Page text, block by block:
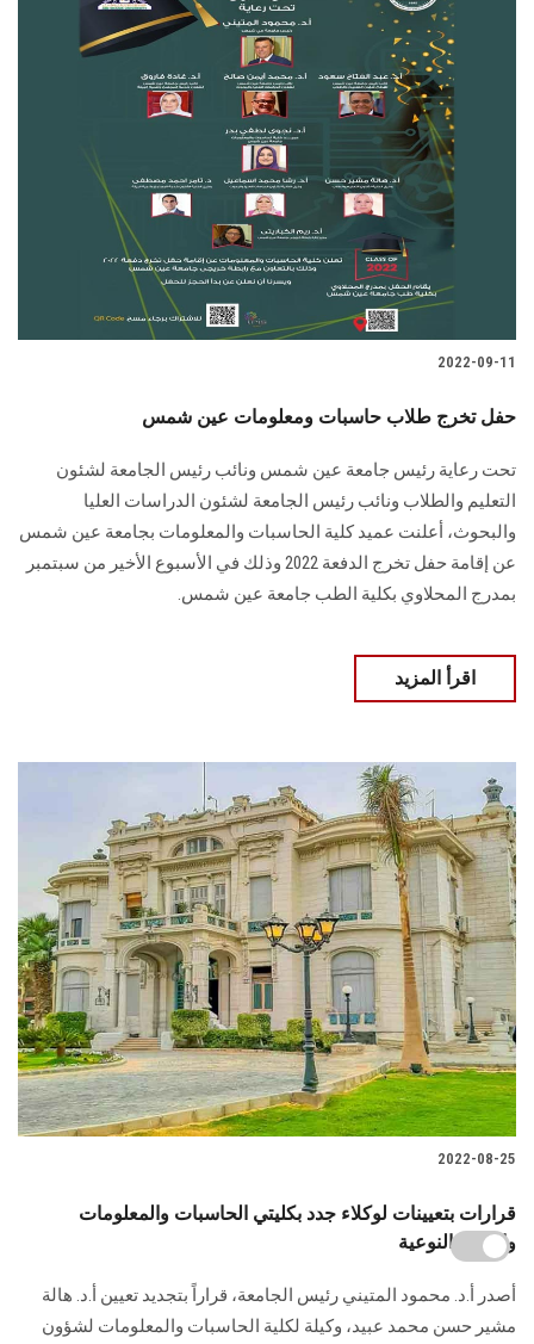
2022-09-11
حفل تخرج طلاب حاسبات ومعلومات عين شمس
تحت رعاية رئيس جامعة عين شمس ونائب رئيس الجامعة لشئون
التعليم والطلاب ونائب رئيس الجامعة لشئون الدراسات العليا
والبحوث، أعلنت عميد كلية الحاسبات والمعلومات بجامعة عين شمس
عن إقامة حفل تخرج الدفعة 2022 وذلك في الأسبوع الأخير من سبتمبر
بمدرج المحلاوي بكلية الطب جامعة عين شمس.
اقرأ المزيد
2022-08-25
قرارات بتعيينات لوكلاء جدد بكليتي الحاسبات والمعلومات
والتربية النوعية
أصدر أ.د. محمود المتيني رئيس الجامعة، قراراً بتجديد تعيين أ.د. هالة
مشير حسن محمد عبيد، وكيلة لكلية الحاسبات والمعلومات لشؤون